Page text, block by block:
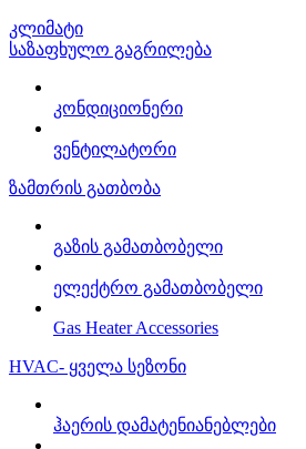
კლიმატი
საზაფხულო გაგრილება
კონდიციონერი
ვენტილატორი
ზამთრის გათბობა
გაზის გამათბობელი
ელექტრო გამათბობელი
Gas Heater Accessories
HVAC- ყველა სეზონი
ჰაერის დამატენიანებლები